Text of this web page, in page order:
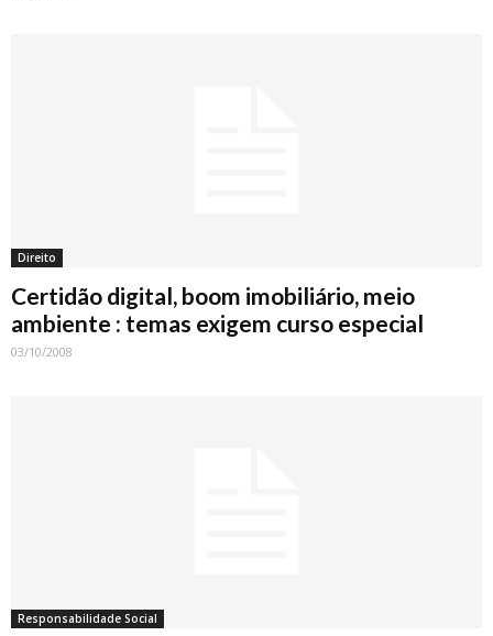
Direito
Certidão digital, boom imobiliário, meio
ambiente : temas exigem curso especial
03/10/2008
Responsabilidade Social